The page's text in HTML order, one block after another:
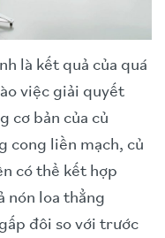
là kết quả của quá
việc giải quyết
cơ bản của củ
cong liền mạch, củ
có thể kết hợp
nón loa thẳng
đôi so với trước